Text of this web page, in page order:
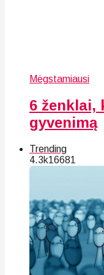
Mėgstamiausi
6 ženklai,
gyvenimą
Trending
4.3k16681